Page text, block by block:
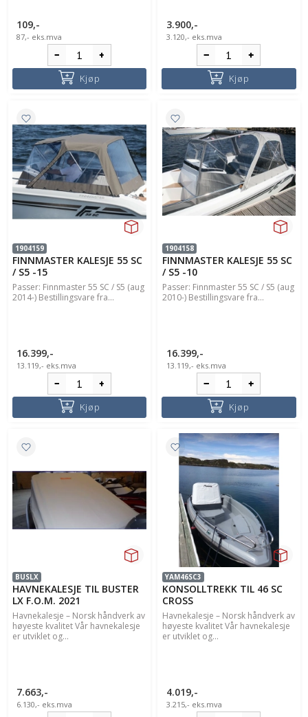
109,-
87,- eks.mva
Kjøp
3.900,-
3.120,- eks.mva
Kjøp
1904159
FINNMASTER KALESJE 55 SC
/ S5 -15
Passer: Finnmaster 55 SC / S5 (aug
2014-) Bestillingsvare fra...
16.399,-
13.119,- eks.mva
Kjøp
1904158
FINNMASTER KALESJE 55 SC
/ S5 -10
Passer: Finnmaster 55 SC / S5 (aug
2010-) Bestillingsvare fra...
16.399,-
13.119,- eks.mva
Kjøp
BUSLX
HAVNEKALESJE TIL BUSTER
LX F.O.M. 2021
Havnekalesje – Norsk håndverk av
høyeste kvalitet Vår havnekalesje
er utviklet og...
7.663,-
6.130,- eks.mva
YAM46SC3
KONSOLLTREKK TIL 46 SC
CROSS
Havnekalesje – Norsk håndverk av
høyeste kvalitet Vår havnekalesje
er utviklet og...
4.019,-
3.215,- eks.mva